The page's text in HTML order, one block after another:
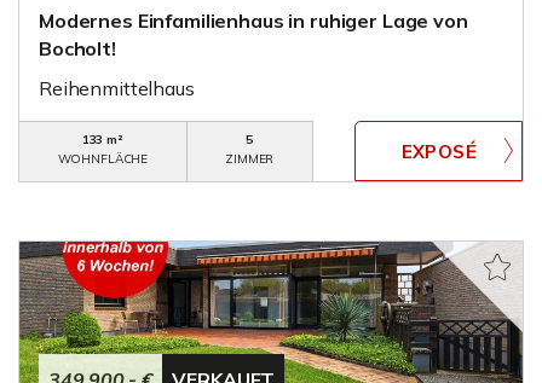
Modernes Einfamilienhaus in ruhiger Lage von
Bocholt!
Reihenmittelhaus
133 m²
WOHNFLÄCHE
5
ZIMMER